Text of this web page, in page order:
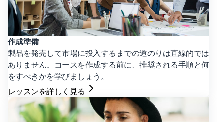
作成準備
製品を発売して市場に投入するまでの道のりは直線的では
ありません。コースを作成する前に、推奨される手順と何
をすべきかを学びましょう。
レッスンを詳しく見る